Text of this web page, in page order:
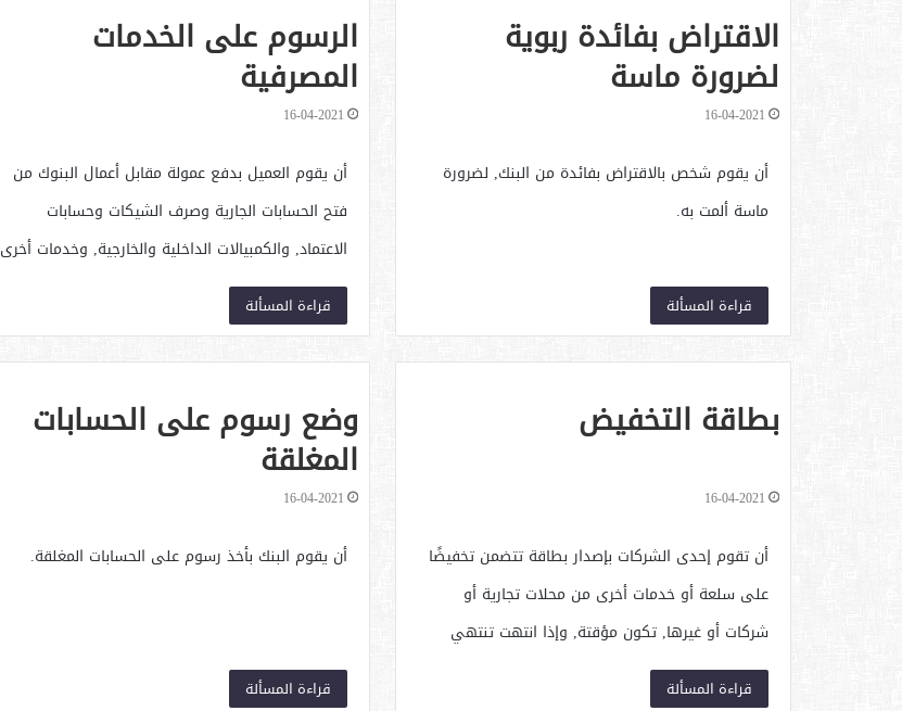
الاقتراض بفائدة ربوية
لضرورة ماسة
16-04-2021
أن يقوم شخص بالاقتراض بفائدة من البنك, لضرورة
ماسة ألمت به.
قراءة المسألة
الرسوم على الخدمات
المصرفية
16-04-2021
أن يقوم العميل بدفع عمولة مقابل أعمال البنوك من
فتح الحسابات الجارية وصرف الشيكات وحسابات
الاعتماد, والكمبيالات الداخلية والخارجية, وخدمات أخرى
يقوم بها البنك جراء فتح حساب جارٍ للعميل.
قراءة المسألة
بطاقة التخفيض
16-04-2021
أن تقوم إحدى الشركات بإصدار بطاقة تتضمن تخفيضًا
على سلعة أو خدمات أخرى من محلات تجارية أو
شركات أو غيرها, تكون مؤقتة, وإذا انتهت تنتهي
صلاحيتها, سواء أُستفيد منها أو لم يتم استخدمها
قراءة المسألة
وضع رسوم على الحسابات
المغلقة
16-04-2021
أن يقوم البنك بأخذ رسوم على الحسابات المغلقة.
قراءة المسألة